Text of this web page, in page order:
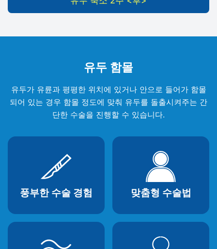
유두 함몰
유두가 유륜과 평평한 위치에 있거나 안으로 들어가 함몰
되어 있는 경우 함몰 정도에 맞춰 유두를 돌출시켜주는 간
단한 수술을 진행할 수 있습니다.
풍부한 수술 경험 맞춤형 수술법